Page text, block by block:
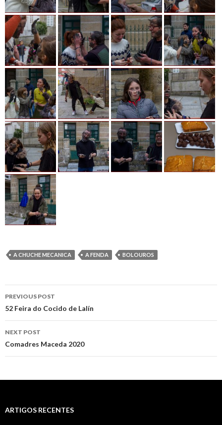
A CHUCHE MECANICA A FENDA BOLOUROS
navigation
PREVIOUS POST
52 Feira do Cocido de Lalín
NEXT POST
Comadres Maceda 2020
ARTIGOS RECENTES